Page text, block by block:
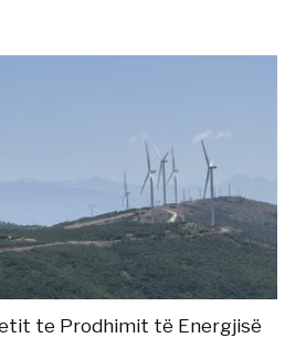
te Prodhimit të Energjisë